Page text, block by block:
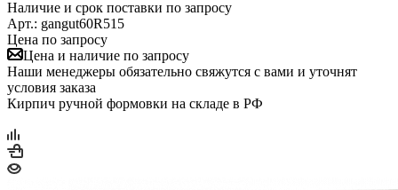
Наличие и срок поставки по запросу
Арт.: gangut60R515
Цена по запросу
Цена и наличие по запросу
Наши менеджеры обязательно свяжутся с вами и уточнят
условия заказа
Кирпич ручной формовки на складе в РФ